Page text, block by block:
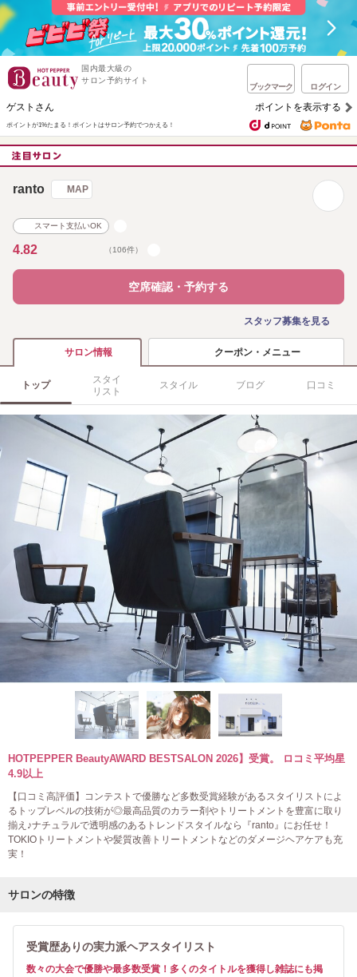
国内最大級の
サロン予約サイト
ブックマーク ログイン
ゲストさん ポイントを表示する
ポイントが1%たまる！ ポイントはサロン予約でつかえる！
ranto MAP
スマート支払いOK
4.82 （106件）
空席確認・予約する
スタッフ募集を見る
サロン情報 クーポン・メニュー
トップ
スタイ
リスト
スタイル ブログ 口コミ
HOTPEPPER BeautyAWARD BESTSALON 2026】受賞。 ロコミ平均星
4.9以上
【口コミ高評価】コンテストで優勝など多数受賞経験があるスタイリストによ
るトップレベルの技術が◎最高品質のカラー剤やトリートメントを豊富に取り
揃え♪ナチュラルで透明感のあるトレンドスタイルなら『ranto』にお任せ！
TOKIOトリートメントや髪質改善トリートメントなどのダメージヘアケアも充
実！
サロンの特徴
受賞歴ありの実力派ヘアスタイリスト
数々の大会で優勝や最多数受賞！多くのタイトルを獲得し雑誌にも掲